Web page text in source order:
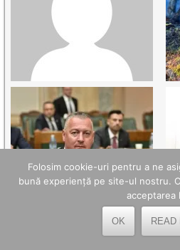
Folosim cookie-uri pentru a ne
bună experiență pe site-ul nostru.
acceptarea
OK READ